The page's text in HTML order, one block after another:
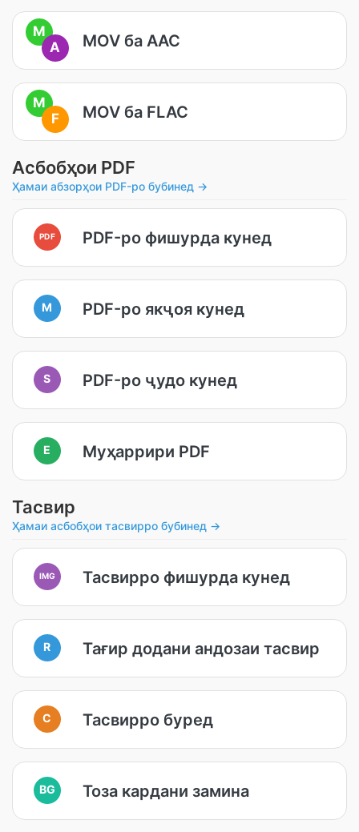
M
A
MOV ба AAC
M
F
MOV ба FLAC
Асбобҳои PDF
Ҳамаи абзорҳои PDF-ро бубинед →
PDF PDF-ро фишурда кунед
M PDF-ро якҷоя кунед
S PDF-ро ҷудо кунед
E Муҳаррири PDF
Тасвир
Ҳамаи асбобҳои тасвирро бубинед →
IMG Тасвирро фишурда кунед
R Тағир додани андозаи тасвир
C Тасвирро буред
BG Тоза кардани замина